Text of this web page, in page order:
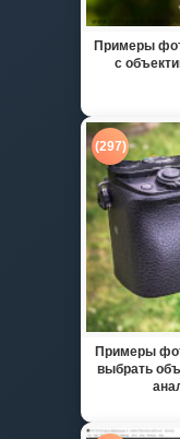
Примеры
с
(297)
Примеры
выбрать